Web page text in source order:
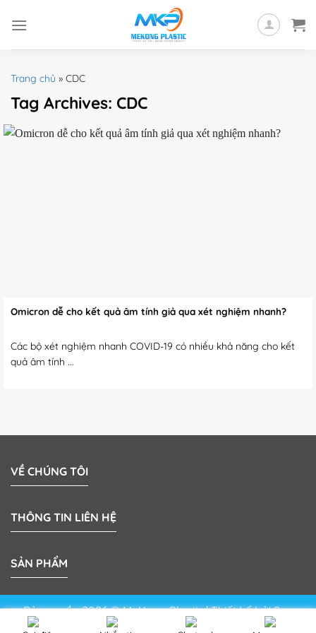
Trang chủ » CDC
Tag Archives: CDC
Omicron dễ cho kết quả âm tính giả qua xét nghiệm nhanh?
Các bộ xét nghiệm nhanh COVID-19 có nhiều khả năng cho kết
quả âm tính ...
VỀ CHÚNG TÔI
THÔNG TIN LIÊN HỆ
SẢN PHẨM
Bản quyền 2026 © MeKong Plastic | Thiết kế bởiSun